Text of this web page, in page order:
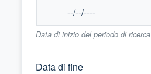
Data di inizio del periodo di ricerca
Data di fine